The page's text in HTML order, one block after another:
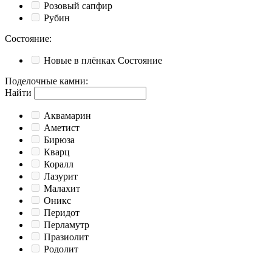
Розовый сапфир
Рубин
Состояние:
Новые в плёнках Состояние
Поделочные камни:
Найти
Аквамарин
Аметист
Бирюза
Кварц
Коралл
Лазурит
Малахит
Оникс
Перидот
Перламутр
Празиолит
Родолит